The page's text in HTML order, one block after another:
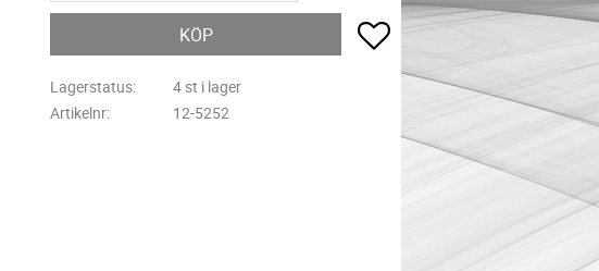
KÖP Lägg till i favoriter
Lagerstatus
4 st i lager
Artikelnr
12-5252